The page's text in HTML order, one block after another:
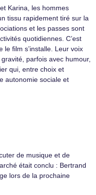
Karina, les hommes
tissu rapidement tiré sur la
et les passes sont
quotidiennes. C’est
film s’installe. Leur voix
parfois avec humour,
qui, entre choix et
autonomie sociale et
de musique et de
était conclu : Bertrand
lors de la prochaine